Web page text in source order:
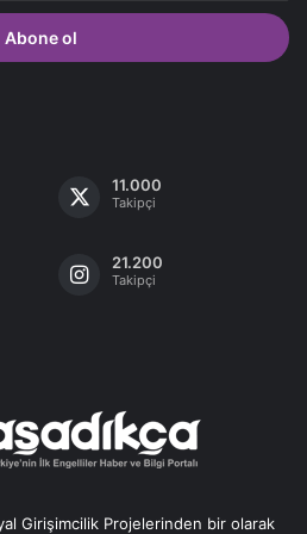
11.000
Takipçi
21.200
Takipçi
Girişimcilik Projelerinden bir olarak